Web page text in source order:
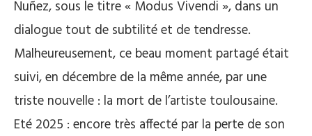
Nuñez, sous le titre « Modus Vivendi », dans un
dialogue tout de subtilité et de tendresse.
Malheureusement, ce beau moment partagé était
suivi, en décembre de la même année, par une
triste nouvelle : la mort de l’artiste toulousaine.
Eté 2025 : encore très affecté par la perte de son